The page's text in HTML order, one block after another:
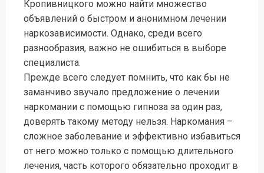
Кропивницкого можно найти множество
объявлений о быстром и анонимном лечении
наркозависимости. Однако, среди всего
разнообразия, важно не ошибиться в выборе
специалиста.
Прежде всего следует помнить, что как бы не
заманчиво звучало предложение о лечении
наркомании с помощью гипноза за один раз,
доверять такому методу нельзя. Наркомания –
сложное заболевание и эффективно избавиться
от него можно только с помощью длительного
лечения, часть которого обязательно проходит в